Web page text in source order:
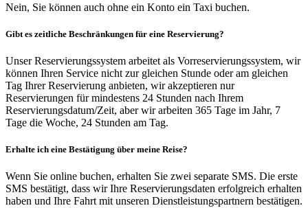
Nein, Sie können auch ohne ein Konto ein Taxi buchen.
Gibt es zeitliche Beschränkungen für eine Reservierung?
Unser Reservierungssystem arbeitet als Vorreservierungssystem, wir
können Ihren Service nicht zur gleichen Stunde oder am gleichen
Tag Ihrer Reservierung anbieten, wir akzeptieren nur
Reservierungen für mindestens 24 Stunden nach Ihrem
Reservierungsdatum/Zeit, aber wir arbeiten 365 Tage im Jahr, 7
Tage die Woche, 24 Stunden am Tag.
Erhalte ich eine Bestätigung über meine Reise?
Wenn Sie online buchen, erhalten Sie zwei separate SMS. Die erste
SMS bestätigt, dass wir Ihre Reservierungsdaten erfolgreich erhalten
haben und Ihre Fahrt mit unseren Dienstleistungspartnern bestätigen.